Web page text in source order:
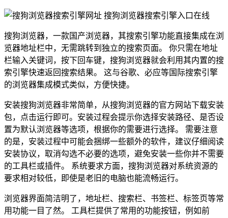
搜狗浏览器，一款国产浏览器，其搜索引擎功能直接集成在浏
览器地址栏中，无需跳转到独立的搜索页面。 你只需在地址
栏输入关键词，按下回车键，搜狗浏览器就会利用其内置的搜
索引擎快速返回搜索结果。 这与谷歌、必应等国际搜索引擎
的浏览器集成模式类似，方便快捷。
安装搜狗浏览器非常简单，从搜狗浏览器的官方网站下载安装
包，点击运行即可。安装过程会提示你选择安装路径、是否设
置为默认浏览器等选项，根据你的需要进行选择。 需要注意
的是，安装过程中可能会捆绑一些额外的软件，建议仔细阅读
安装协议，取消勾选不必要的选项，避免安装一些你并不需要
的工具栏或插件。 系统要求方面，搜狗浏览器对系统资源的
要求相对较低，即使是老旧的电脑也能流畅运行。
浏览器界面简洁明了，地址栏、搜索栏、书签栏、标签页等常
用功能一目了然。 工具栏提供了常用的功能按钮，例如前